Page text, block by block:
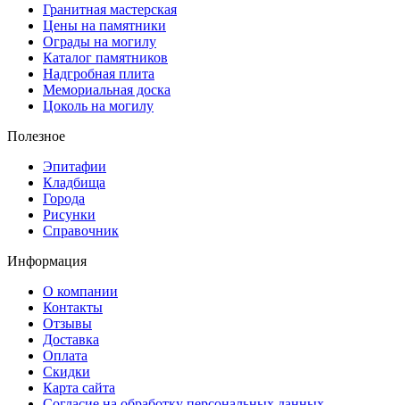
Гранитная мастерская
Цены на памятники
Ограды на могилу
Каталог памятников
Надгробная плита
Мемориальная доска
Цоколь на могилу
Полезное
Эпитафии
Кладбища
Города
Рисунки
Справочник
Информация
О компании
Контакты
Отзывы
Доставка
Оплата
Скидки
Карта сайта